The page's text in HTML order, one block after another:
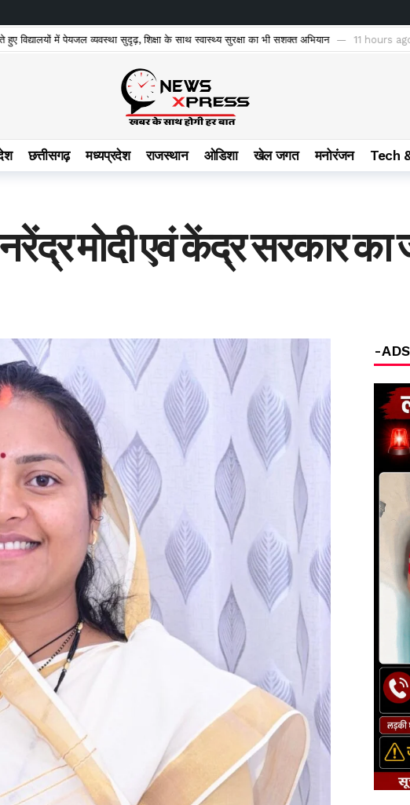
विद्यालयों में पेयजल व्यवस्था सुदृढ़, शिक्षा के साथ स्वास्थ्य सुरक्षा का भी सशक्त अभियान 11 hours
छत्तीसगढ़ मध्यप्रदेश राजस्थान ओडिशा खेल जगत मनोरंजन Tech
मोदी एवं केंद्र सरकार
-